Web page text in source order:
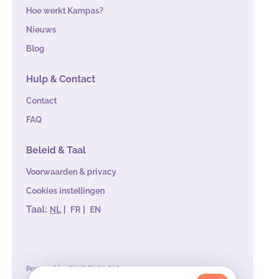
Hoe werkt Kampas?
Nieuws
Blog
Hulp & Contact
Contact
FAQ
Beleid & Taal
Voorwaarden & privacy
Cookies instellingen
Taal: NL | FR | EN
Powered byTAKE THE LEAD